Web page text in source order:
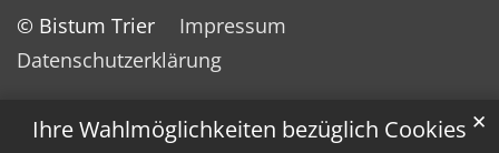
Ihre Wahlmöglichkeiten bezüglich Cookies ✕
© Bistum Trier
Impressum
Datenschutzerklärung